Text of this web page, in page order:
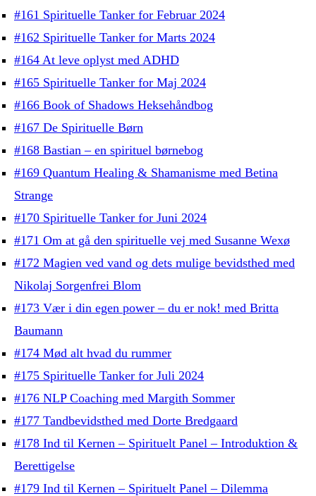
#161 Spirituelle Tanker for Februar 2024
#162 Spirituelle Tanker for Marts 2024
#164 At leve oplyst med ADHD
#165 Spirituelle Tanker for Maj 2024
#166 Book of Shadows Heksehåndbog
#167 De Spirituelle Børn
#168 Bastian – en spirituel børnebog
#169 Quantum Healing & Shamanisme med Betina
Strange
#170 Spirituelle Tanker for Juni 2024
#171 Om at gå den spirituelle vej med Susanne Wexø
#172 Magien ved vand og dets mulige bevidsthed med
Nikolaj Sorgenfrei Blom
#173 Vær i din egen power – du er nok! med Britta
Baumann
#174 Mød alt hvad du rummer
#175 Spirituelle Tanker for Juli 2024
#176 NLP Coaching med Margith Sommer
#177 Tandbevidsthed med Dorte Bredgaard
#178 Ind til Kernen – Spirituelt Panel – Introduktion &
Berettigelse
#179 Ind til Kernen – Spirituelt Panel – Dilemma